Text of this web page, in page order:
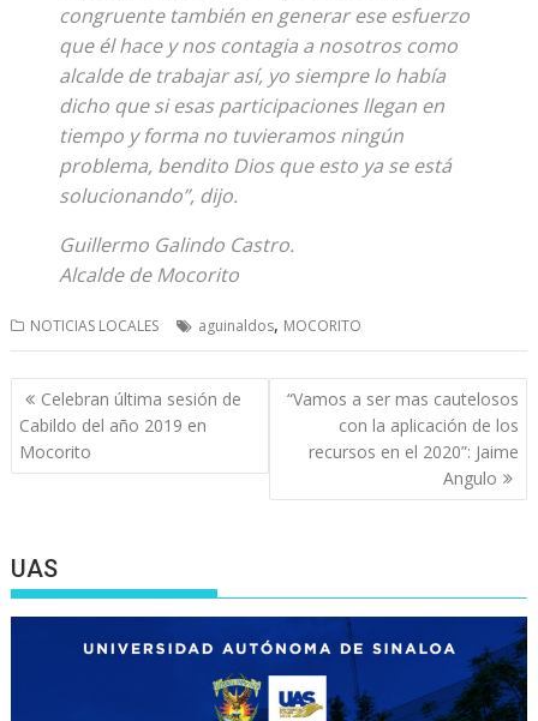
congruente también en generar ese esfuerzo
que él hace y nos contagia a nosotros como
alcalde de trabajar así, yo siempre lo había
dicho que si esas participaciones llegan en
tiempo y forma no tuvieramos ningún
problema, bendito Dios que esto ya se está
solucionando”, dijo.
Guillermo Galindo Castro.
Alcalde de Mocorito
NOTICIAS LOCALES aguinaldos, MOCORITO
Navegación
de
entradas
Celebran última sesión de
Cabildo del año 2019 en
Mocorito
“Vamos a ser mas cautelosos
con la aplicación de los
recursos en el 2020”: Jaime
Angulo
UAS